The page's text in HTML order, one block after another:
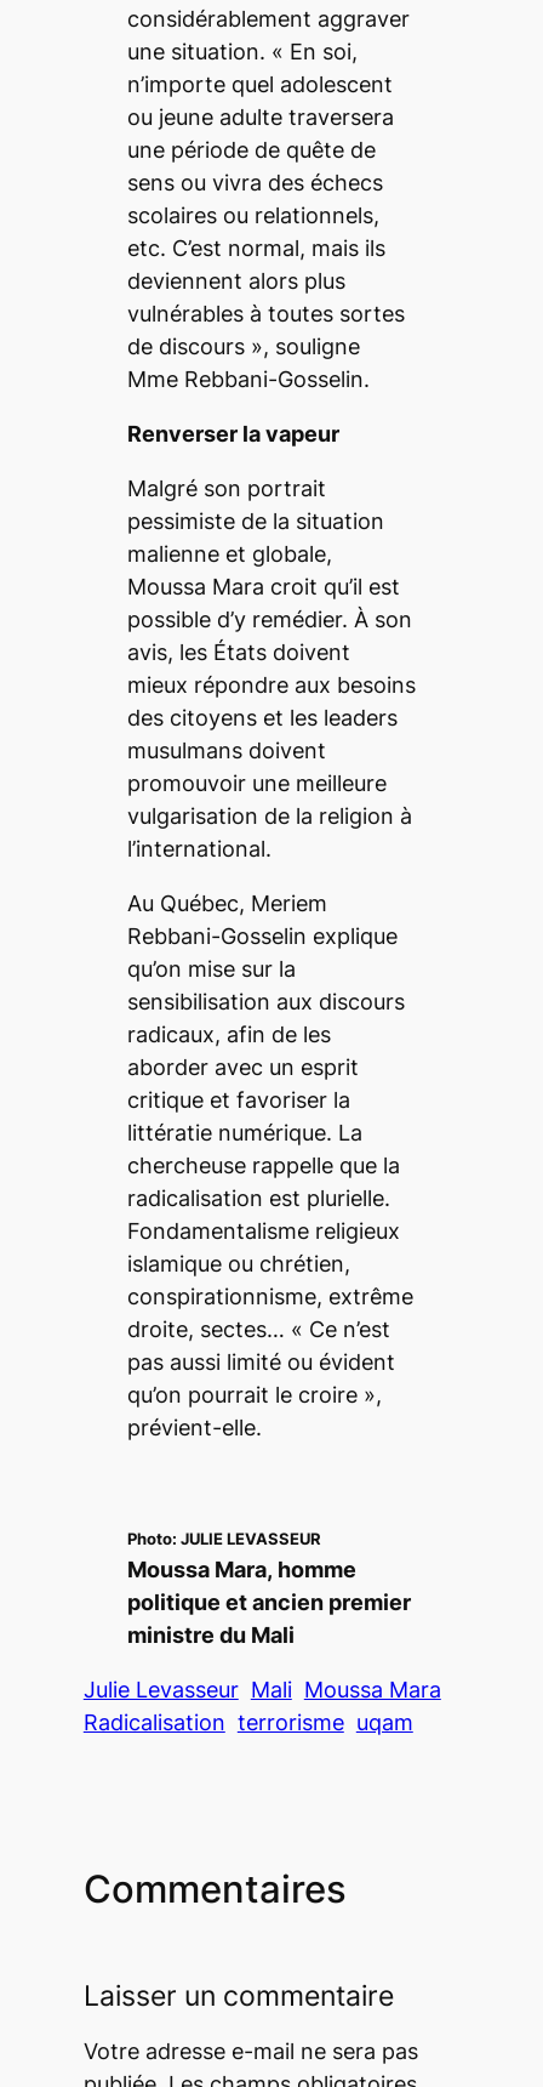
considérablement aggraver
une situation. « En soi,
n’importe quel adolescent
ou jeune adulte traversera
une période de quête de
sens ou vivra des échecs
scolaires ou relationnels,
etc. C’est normal, mais ils
deviennent alors plus
vulnérables à toutes sortes
de discours », souligne
Mme Rebbani-Gosselin.
Renverser la vapeur
Malgré son portrait
pessimiste de la situation
malienne et globale,
Moussa Mara croit qu’il est
possible d’y remédier. À son
avis, les États doivent
mieux répondre aux besoins
des citoyens et les leaders
musulmans doivent
promouvoir une meilleure
vulgarisation de la religion à
l’international.
Au Québec, Meriem
Rebbani-Gosselin explique
qu’on mise sur la
sensibilisation aux discours
radicaux, afin de les
aborder avec un esprit
critique et favoriser la
littératie numérique. La
chercheuse rappelle que la
radicalisation est plurielle.
Fondamentalisme religieux
islamique ou chrétien,
conspirationnisme, extrême
droite, sectes… « Ce n’est
pas aussi limité ou évident
qu’on pourrait le croire »,
prévient-elle.
Photo: JULIE LEVASSEUR
Moussa Mara, homme
politique et ancien premier
ministre du Mali
Julie Levasseur Mali Moussa Mara
Radicalisation terrorisme uqam
Commentaires
Laisser un commentaire
Votre adresse e-mail ne sera pas